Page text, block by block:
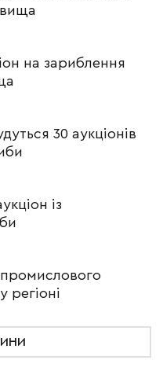
на зариблення
30 аукціонів
із
регіоні